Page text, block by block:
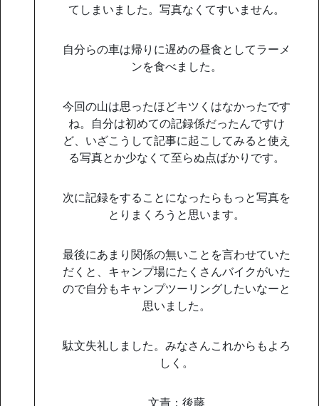
てしまいました。写真なくてすいません。
自分らの車は帰りに遅めの昼食としてラーメ
ンを食べました。
今回の山は思ったほどキツくはなかったです
ね。自分は初めての記録係だったんですけ
ど、いざこうして記事に起こしてみると使え
る写真とか少なくて至らぬ点ばかりです。
次に記録をすることになったらもっと写真を
とりまくろうと思います。
最後にあまり関係の無いことを言わせていた
だくと、キャンプ場にたくさんバイクがいた
ので自分もキャンプツーリングしたいなーと
思いました。
駄文失礼しました。みなさんこれからもよろ
しく。
文責；後藤